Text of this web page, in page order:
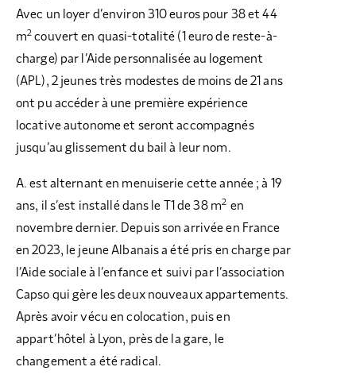
Avec un loyer d’environ 310 euros pour 38 et 44
m2 couvert en quasi-totalité (1 euro de reste-à-
charge) par l’Aide personnalisée au logement
(APL), 2 jeunes très modestes de moins de 21 ans
ont pu accéder à une première expérience
locative autonome et seront accompagnés
jusqu’au glissement du bail à leur nom.
A. est alternant en menuiserie cette année ; à 19
ans, il s’est installé dans le T1 de 38 m2 en
novembre dernier. Depuis son arrivée en France
en 2023, le jeune Albanais a été pris en charge par
l’Aide sociale à l’enfance et suivi par l’association
Capso qui gère les deux nouveaux appartements.
Après avoir vécu en colocation, puis en
appart’hôtel à Lyon, près de la gare, le
changement a été radical.